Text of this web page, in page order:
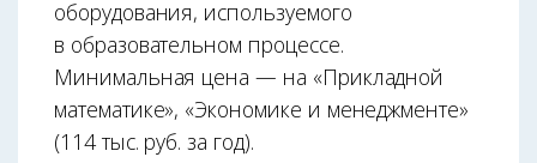
оборудования, используемого
в образовательном процессе.
Минимальная цена — на «Прикладной
математике», «Экономике и менеджменте»
(114 тыс. руб. за год).